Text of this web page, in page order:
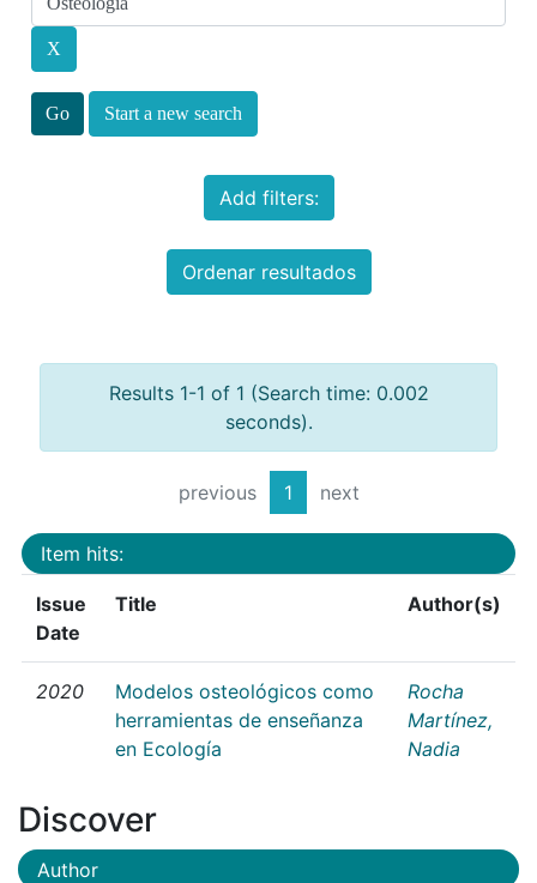
Start a new search
Add filters:
Ordenar resultados
Results 1-1 of 1 (Search time: 0.002
seconds).
previous 1 next
Item hits:
Issue
Date
Title Author(s)
2020
Modelos osteológicos como
herramientas de enseñanza
en Ecología
Rocha
Martínez,
Nadia
Discover
Author